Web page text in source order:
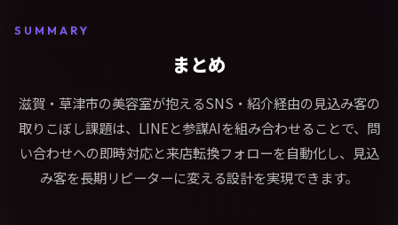
SUMMARY
まとめ
滋賀・草津市の美容室が抱えるSNS・紹介経由の見込み客の
取りこぼし課題は、LINEと参謀AIを組み合わせることで、問
い合わせへの即時対応と来店転換フォローを自動化し、見込
み客を長期リピーターに変える設計を実現できます。